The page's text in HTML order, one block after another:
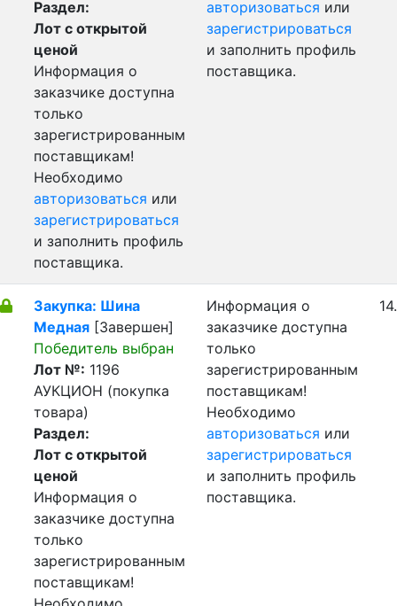
Раздел:
Лот с открытой
ценой
Информация о
заказчике доступна
только
зарегистрированным
поставщикам!
Необходимо
авторизоваться или
зарегистрироваться
и заполнить профиль
поставщика.
авторизоваться или
зарегистрироваться
и заполнить профиль
поставщика.
Закупка: Шина
Медная [Завершен]
Победитель выбран
Лот №: 1196
АУКЦИОН (покупка
товара)
Раздел:
Лот с открытой
ценой
Информация о
заказчике доступна
только
зарегистрированным
поставщикам!
Информация о
заказчике доступна
только
зарегистрированным
поставщикам!
Необходимо
авторизоваться или
зарегистрироваться
и заполнить профиль
поставщика.